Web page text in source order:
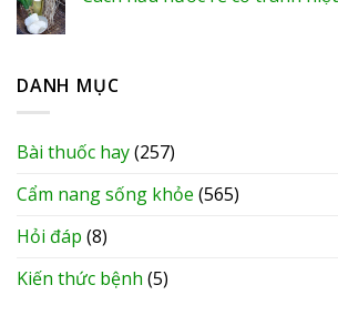
DANH MỤC
Bài thuốc hay(257)
Cẩm nang sống khỏe (565)
Hỏi đáp (8)
Kiến thức bệnh (5)